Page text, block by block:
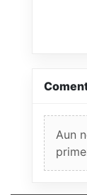
Aun